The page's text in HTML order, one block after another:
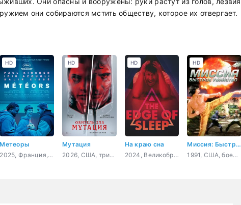
они собираются мстить обществу, которое их отвергает.
Метеоры
2025, Франция, драма
HD
Мутация
2026, США, триллер, фантастика
HD
На краю сна
2024, Великобритания, США, Канада, триллер, детектив
HD
Миссия: Быстрое убийство
1991, США, боевик, приключения
HD